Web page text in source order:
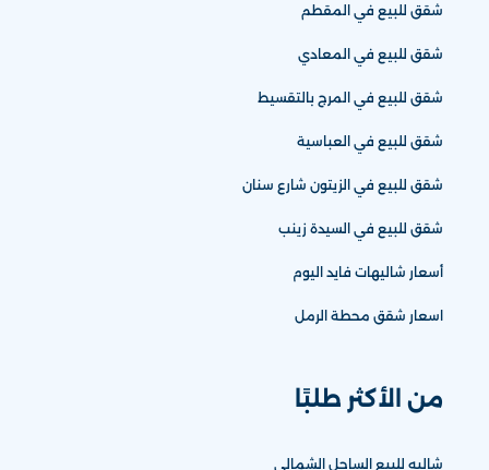
شقق للبيع في المقطم
شقق للبيع في المعادي
شقق للبيع في المرج بالتقسيط
شقق للبيع في العباسية
شقق للبيع في الزيتون شارع سنان
شقق للبيع في السيدة زينب
أسعار شاليهات فايد اليوم
اسعار شقق محطة الرمل
من الأكثر طلبًا
شاليه للبيع الساحل الشمالي